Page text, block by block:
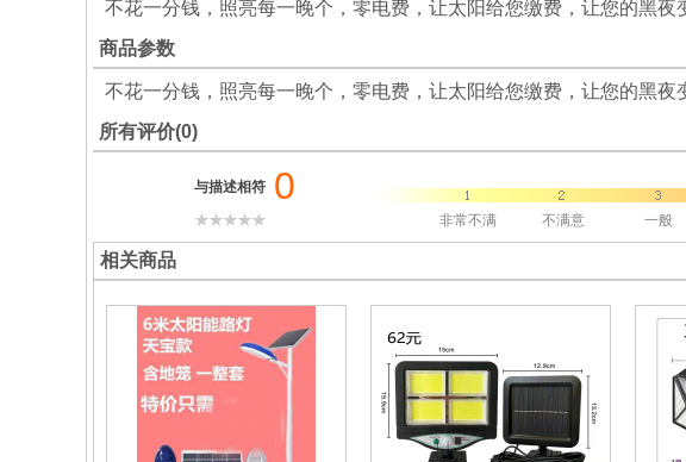
不花一分钱，照亮每一晚个，零电费，让太阳给您缴费，让您的黑
商品参数
不花一分钱，照亮每一晚个，零电费，让太阳给您缴费，让您的黑
所有评价(0)
与描述相符 0
非常不满 不满意 一般
相关商品